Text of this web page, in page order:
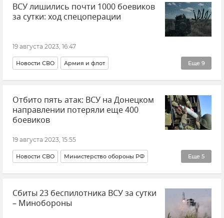
космос Космодром "Восточный" Новости
ВСУ лишились почти 1000 боевиков
за сутки: ход спецоперации
19 августа 2023, 16:47
Еще 9
Новости СВО Армия и флот
Вооруженные силы России
Министерство обороны РФ Купянск
Луганская Народная Республика (ЛНР)
Донецкая Народная Республика (ДНР)
Хмельницкая область
Отбито пять атак: ВСУ на Донецком
направлении потеряли еще 400
боевиков
19 августа 2023, 15:55
Еще 5
Новости СВО Министерство обороны РФ
Армия и флот Вооруженные силы России
Донецкая Народная Республика (ДНР)
Сбиты 23 беспилотника ВСУ за сутки
– Минобороны